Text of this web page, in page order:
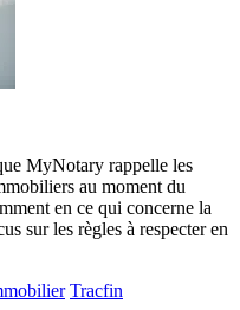
MyNotary rappelle les
au moment du
en ce qui concerne la
sur les règles à respecter en
Tracfin